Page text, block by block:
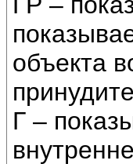
объекта
Г –